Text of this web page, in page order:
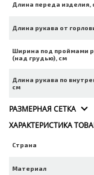
Длина переда изделия,
Длина рукава от
Ширина под проймами
(над грудью), см
Длина рукава по
см
РАЗМЕРНАЯ СЕТКА
ХАРАКТЕРИСТИКА
Страна
Материал